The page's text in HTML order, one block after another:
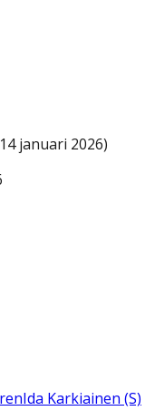
januari 2026)
Ida Karkiainen (S)